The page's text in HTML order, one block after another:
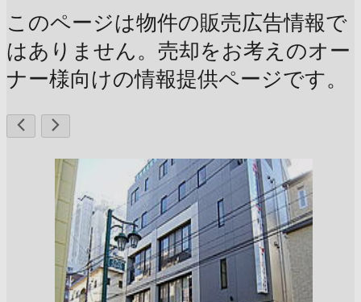
このページは物件の販売広告情報で
はありません。売却をお考えのオー
ナー様向けの情報提供ページです。